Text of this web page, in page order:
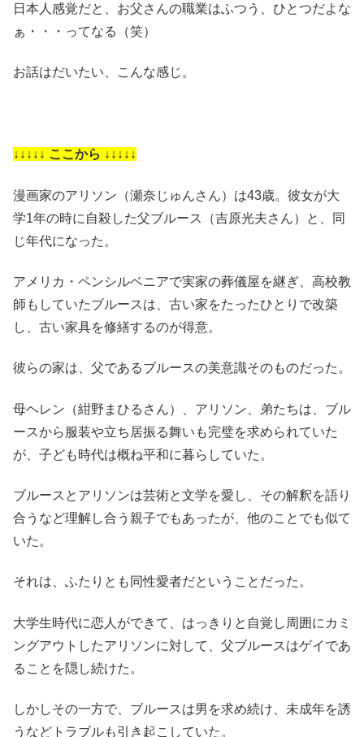
日本人感覚だと、お父さんの職業はふつう、ひとつだよな
ぁ・・・ってなる（笑）
お話はだいたい、こんな感じ。
↓↓↓↓↓ ここから ↓↓↓↓↓
漫画家のアリソン（瀬奈じゅんさん）は43歳。彼女が大
学1年の時に自殺した父ブルース（吉原光夫さん）と、同
じ年代になった。
アメリカ・ペンシルベニアで実家の葬儀屋を継ぎ、高校教
師もしていたブルースは、古い家をたったひとりで改築
し、古い家具を修繕するのが得意。
彼らの家は、父であるブルースの美意識そのものだった。
母ヘレン（紺野まひるさん）、アリソン、弟たちは、ブル
ースから服装や立ち居振る舞いも完璧を求められていた
が、子ども時代は概ね平和に暮らしていた。
ブルースとアリソンは芸術と文学を愛し、その解釈を語り
合うなど理解し合う親子でもあったが、他のことでも似て
いた。
それは、ふたりとも同性愛者だということだった。
大学生時代に恋人ができて、はっきりと自覚し周囲にカミ
ングアウトしたアリソンに対して、父ブルースはゲイであ
ることを隠し続けた。
しかしその一方で、ブルースは男を求め続け、未成年を誘
うなどトラブルも引き起こしていた。